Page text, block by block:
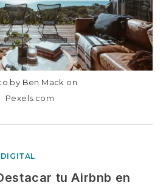
by Ben Mack on
Pexels.com
tu Airbnb en